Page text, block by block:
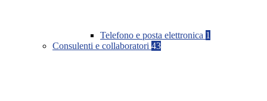
Telefono e posta elettronica 1
Consulenti e collaboratori 43